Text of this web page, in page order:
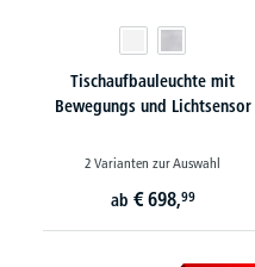
Tischaufbauleuchte mit
Bewegungs und Lichtsensor
2 Varianten zur Auswahl
ab € 698,99